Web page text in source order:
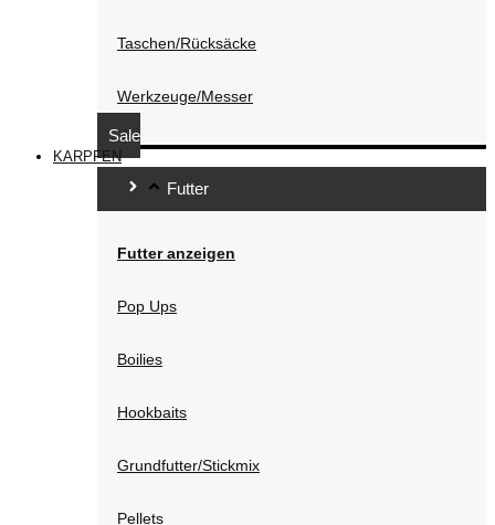
Taschen/Rücksäcke
Werkzeuge/Messer
Sale
KARPFEN
Futter
Futter anzeigen
Pop Ups
Boilies
Hookbaits
Grundfutter/Stickmix
Pellets